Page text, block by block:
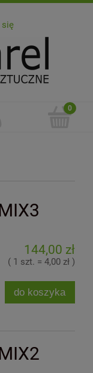
się
144,00 zł
( 1 szt. = 4,00 zł )
do koszyka